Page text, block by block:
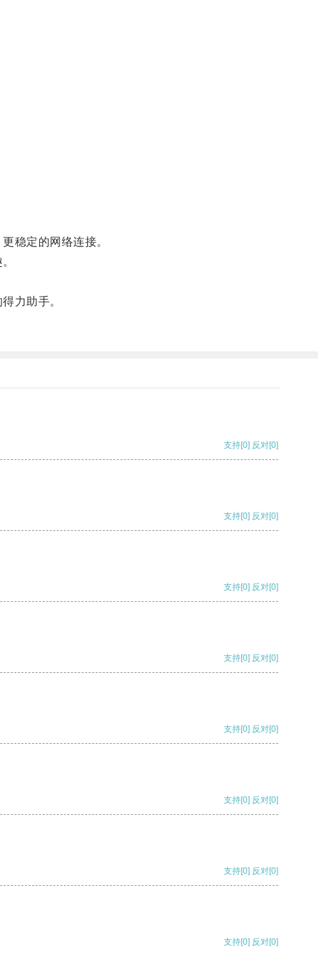
稳定的网络连接。
力助手。
支持[0] 反对[0]
支持[0] 反对[0]
支持[0] 反对[0]
支持[0] 反对[0]
支持[0] 反对[0]
支持[0] 反对[0]
支持[0] 反对[0]
支持[0] 反对[0]